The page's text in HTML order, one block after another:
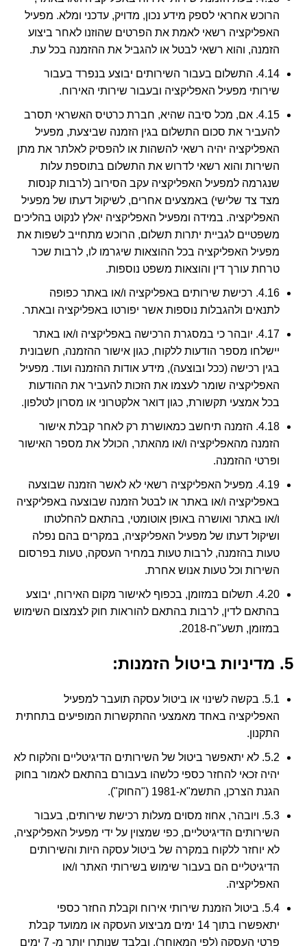
הרוכש אחראי לספק מידע נכון, מדויק, עדכני ומלא. מפעיל
האפליקציה רשאי לאמת את הפרטים שהוזנו לאחר ביצוע
הזמנה, והוא רשאי לבטל או להגביל את ההזמנה בכל עת.
4.14. התשלום בעבור השירותים יבוצע בנפרד בעבור
שירותי מפעיל האפליקציה ובעבור שירותי האירוח.
4.15. אם, מכל סיבה שהיא, חברת כרטיס האשראי תסרב
להעביר את סכום התשלום בגין הזמנה שביצעת, מפעיל
האפליקציה יהיה רשאי להשהות או להפסיק לאלתר את מתן
השירות והוא רשאי לדרוש את התשלום בתוספת עלות
שנגרמה למפעיל האפליקציה עקב הסירוב (לרבות קנסות
מצד צד שלישי) באמצעים אחרים, לשיקול דעתו של מפעיל
האפליקציה. במידה ומפעיל האפליקציה יאלץ לנקוט בהליכים
משפטיים לגביית יתרות תשלום, הרוכש מתחייב לשפות את
מפעיל האפליקציה בכל ההוצאות שיגרמו לו, לרבות שכר
טרחת עורך דין והוצאות משפט נוספות.
4.16. רכישת שירותים באפליקציה ו/או באתר כפופה
לתנאים ולהגבלות נוספות אשר יפורטו באפליקציה ובאתר.
4.17. יובהר כי במסגרת הרכישה באפליקציה ו/או באתר
יישלחו מספר הודעות ללקוח, כגון אישור ההזמנה, חשבונית
בגין רכישה (ככל ובוצעה), מידע אודות ההזמנה ועוד. מפעיל
האפליקציה שומר לעצמו את הזכות להעביר את ההודעות
בכל אמצעי תקשורת, כגון דואר אלקטרוני או מסרון לטלפון.
4.18. הזמנה תיחשב כמאושרת רק לאחר קבלת אישור
הזמנה מהאפליקציה ו/או מהאתר, הכולל את מספר האישור
ופרטי ההזמנה.
4.19. מפעיל האפליקציה רשאי לא לאשר הזמנה שבוצעה
באפליקציה ו/או באתר או לבטל הזמנה שבוצעה באפליקציה
ו/או באתר ואושרה באופן אוטומטי, בהתאם להחלטתו
ושיקול דעתו של מפעיל האפליקציה, במקרים בהם נפלה
טעות בהזמנה, לרבות טעות במחיר העסקה, טעות בפרסום
השירות וכל טעות אנוש אחרת.
4.20. תשלום במזומן, בכפוף לאישור מקום האירוח, יבוצע
בהתאם לדין, לרבות בהתאם להוראות חוק לצמצום השימוש
במזומן, תשע"ח-2018.
5. מדיניות ביטול הזמנות:
5.1. בקשה לשינוי או ביטול עסקה תועבר למפעיל
האפליקציה באחד מאמצעי ההתקשרות המופיעים בתחתית
התקנון.
5.2. לא יתאפשר ביטול של השירותים הדיגיטליים והלקוח לא
יהיה זכאי להחזר כספי כלשהו בעבורם בהתאם לאמור בחוק
הגנת הצרכן, התשמ"א-1981 ("החוק").
5.3. ויובהר, אחוז מסוים מעלות רכישת שירותים, בעבור
השירותים הדיגיטליים, כפי שמצוין על ידי מפעיל האפליקציה,
לא יוחזר ללקוח במקרה של ביטול עסקה היות והשירותים
הדיגיטליים הם בעבור שימוש בשירותי האתר ו/או
האפליקציה.
5.4. ביטול הזמנת שירותי אירוח וקבלת החזר כספי
יתאפשרו בתוך 14 ימים מביצוע העסקה או ממועד קבלת
פרטי העסקה (לפי המאוחר), ובלבד שנותרו יותר מ- 7 ימים